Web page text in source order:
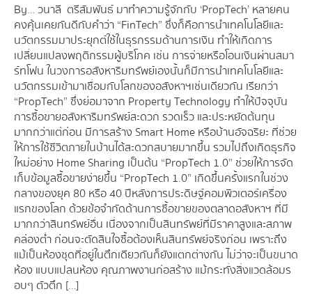
By… วนาลี ตรีสัมพันธ์ มาทำความรู้จักกับ ‘PropTech’ หลายคน
คงคุ้นเคยกันดีกับคำว่า “FinTech” ซึ่งก็คือการนำเทคโนโลยีและ
นวัตกรรมมาประยุกต์ใช้ในธุรกรรมด้านการเงิน ทำให้เกิดการ
เปลี่ยนแปลงพฤติกรรมผู้บริโภค เช่น การจ่ายหรือโอนเงินผ่านสมา
ร์ทโฟน ในวงการอสังหาริมทรัพย์เองนั้นก็มีการนำเทคโนโลยีและ
นวัตกรรมเข้ามาเชื่อมกับโลกของอสังหาฯเช่นเดียวกัน เรียกว่า
“PropTech” ซึ่งย่อมาจาก Property Technology ทำให้ปัจจุบัน
การซื้อขายอสังหาริมทรัพย์สะดวก รวดเร็ว และประหยัดต้นทุน
มากกว่าแต่ก่อน มีการสร้าง Smart Home หรือบ้านอัจฉริยะ ที่ช่วย
ให้การใช้ชีวิตภายในบ้านได้สะดวกสบายมากขึ้น รวมไปถึงเกิดธุรกิจ
ใหม่อย่าง Home Sharing เป็นต้น “PropTech 1.0” ช่วยให้การจัด
เก็บข้อมูลซื้อขายง่ายขึ้น “PropTech 1.0” เกิดขึ้นครั้งแรกในช่วง
กลางของยุค 80 หรือ 40 ปีหลังการประดิษฐ์คอมพิวเตอร์เครื่อง
แรกของโลก ด้วยข้อจำกัดด้านการซื้อขายของตลาดอสังหาฯ ที่มี
มากกว่าสินทรัพย์อื่น เนื่องจากเป็นสินทรัพย์ที่มีราคาสูงและสภาพ
คล่องต่ำ ก่อนจะตัดสินใจซื้อต้องเห็นสินทรัพย์จริงก่อน เพราะถึง
แม้เป็นห้องชุดที่อยู่ในตึกเดียวกันก็ยังแตกต่างกัน ไม่ว่าจะเป็นขนาด
ห้อง แบบแปลนห้อง คุณภาพงานก่อสร้าง แม้กระทั่งสิ่งแวดล้อมร
อบๆ ตัวตึก […]